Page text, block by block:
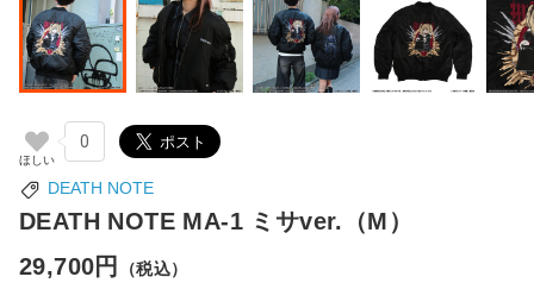
0
DEATH NOTE
DEATH NOTE MA-1 ミサver.（M）
29,700円
（税込）